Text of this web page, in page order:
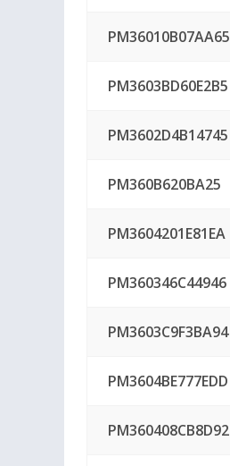
PM36010B07AA65
PM3603BD60E2B5
PM3602D4B14745
PM360B620BA25
PM3604201E81EA
PM360346C44946
PM3603C9F3BA94
PM3604BE777EDD
PM360408CB8D92